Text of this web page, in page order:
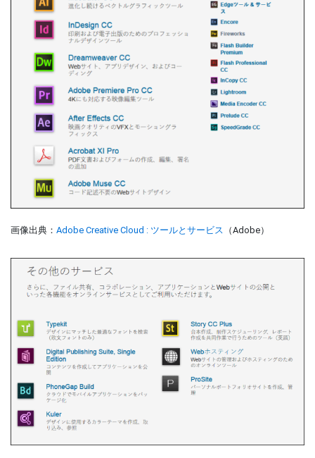
画像出典： Adobe Creative Cloud : ツールとサービス （Adobe）